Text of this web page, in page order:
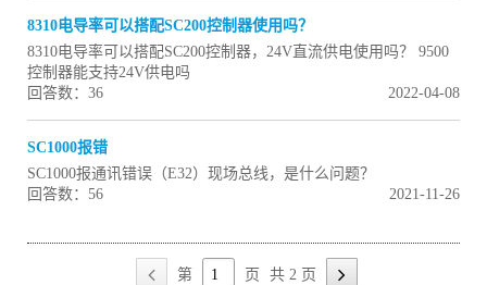
8310电导率可以搭配SC200控制器使用吗？
8310电导率可以搭配SC200控制器，24V直流供电使用吗？ 9500
控制器能支持24V供电吗
2022-04-08
回答数：36
SC1000报错
SC1000报通讯错误（E32）现场总线，是什么问题？
2021-11-26
回答数：56
第 页 共 2 页